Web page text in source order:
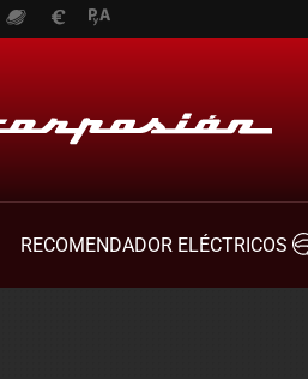
RECOMENDADOR ELÉCTRICOS